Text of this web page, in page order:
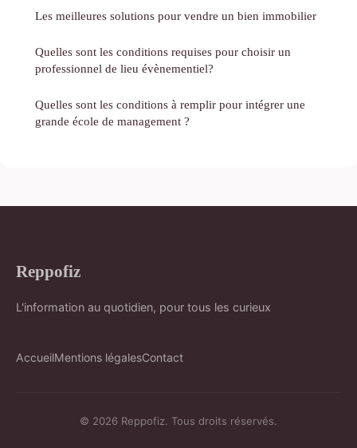
Les meilleures solutions pour vendre un bien immobilier
Quelles sont les conditions requises pour choisir un
professionnel de lieu évènementiel?
Quelles sont les conditions à remplir pour intégrer une
grande école de management ?
Reppofiz
L'information au quotidien, pour tous les curieux
AccueilMentions légalesContact
© 2026 Reppofiz. Tous droits réservés.